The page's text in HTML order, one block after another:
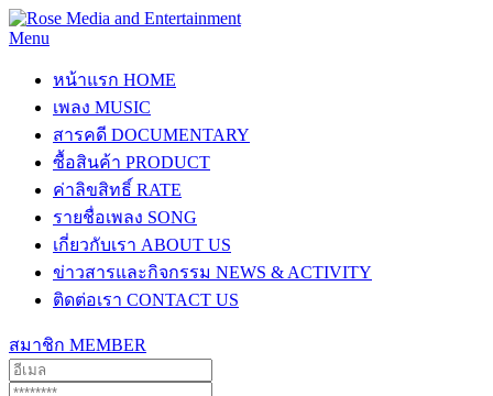
Menu
หน้าแรก HOME
เพลง MUSIC
สารคดี DOCUMENTARY
ซื้อสินค้า PRODUCT
ค่าลิขสิทธิ์ RATE
รายชื่อเพลง SONG
เกี่ยวกับเรา ABOUT US
ข่าวสารและกิจกรรม NEWS & ACTIVITY
ติดต่อเรา CONTACT US
สมาชิก MEMBER